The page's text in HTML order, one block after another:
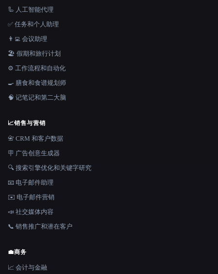
🦾 人工智能代理
✅ 任务和个人助理
👨‍💻 会议助理
🏖 假期和旅行计划
⚙️ 工作流程和自动化
🍳 膳食和食谱规划师
🧠 记笔记和第二大脑
📈销售与营销
📇 CRM 和客户数据
🪧 广告创意生成器
🔍 搜索引擎优化和关键字研究
📧 电子邮件助理
✉️ 电子邮件营销
📣 社交媒体内容
📞 销售推广和潜在客户
💼商务
📈 会计与金融